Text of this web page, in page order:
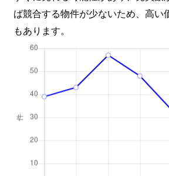
ば競合する物件が少ないため、高い
もあります。